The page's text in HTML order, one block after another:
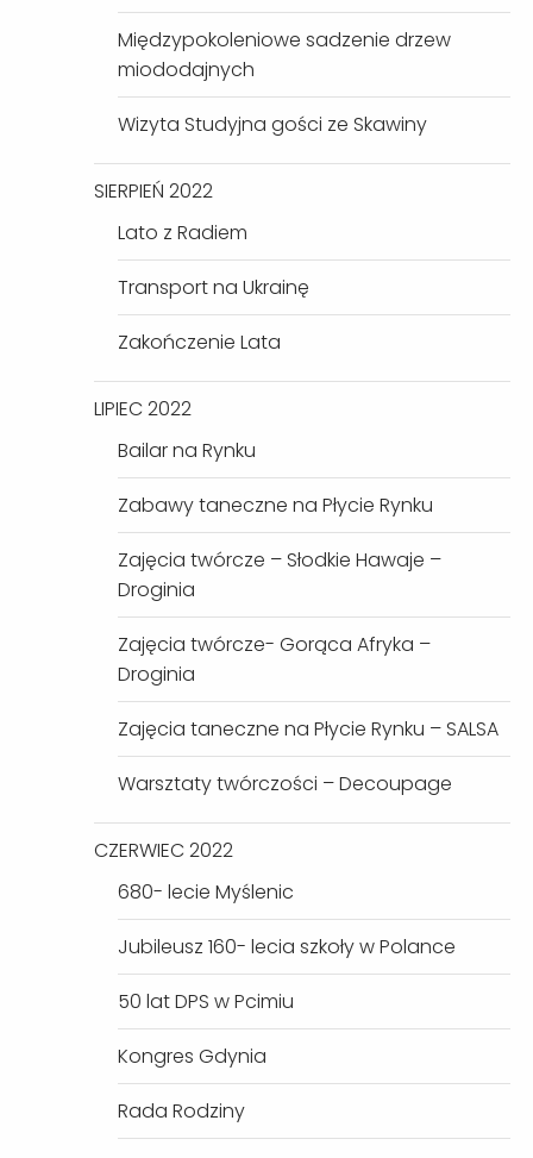
Międzypokoleniowe sadzenie drzew
miododajnych
Wizyta Studyjna gości ze Skawiny
SIERPIEŃ 2022
Lato z Radiem
Transport na Ukrainę
Zakończenie Lata
LIPIEC 2022
Bailar na Rynku
Zabawy taneczne na Płycie Rynku
Zajęcia twórcze – Słodkie Hawaje –
Droginia
Zajęcia twórcze- Gorąca Afryka –
Droginia
Zajęcia taneczne na Płycie Rynku – SALSA
Warsztaty twórczości – Decoupage
CZERWIEC 2022
680- lecie Myślenic
Jubileusz 160- lecia szkoły w Polance
50 lat DPS w Pcimiu
Kongres Gdynia
Rada Rodziny